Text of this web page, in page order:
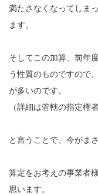
満たさなくなってしま
ます。
そしてこの加算、前年
う性質のものですので
が多いのです。
（詳細は管轄の指定権
と言うことで、今がま
算定をお考えの事業者
思います。